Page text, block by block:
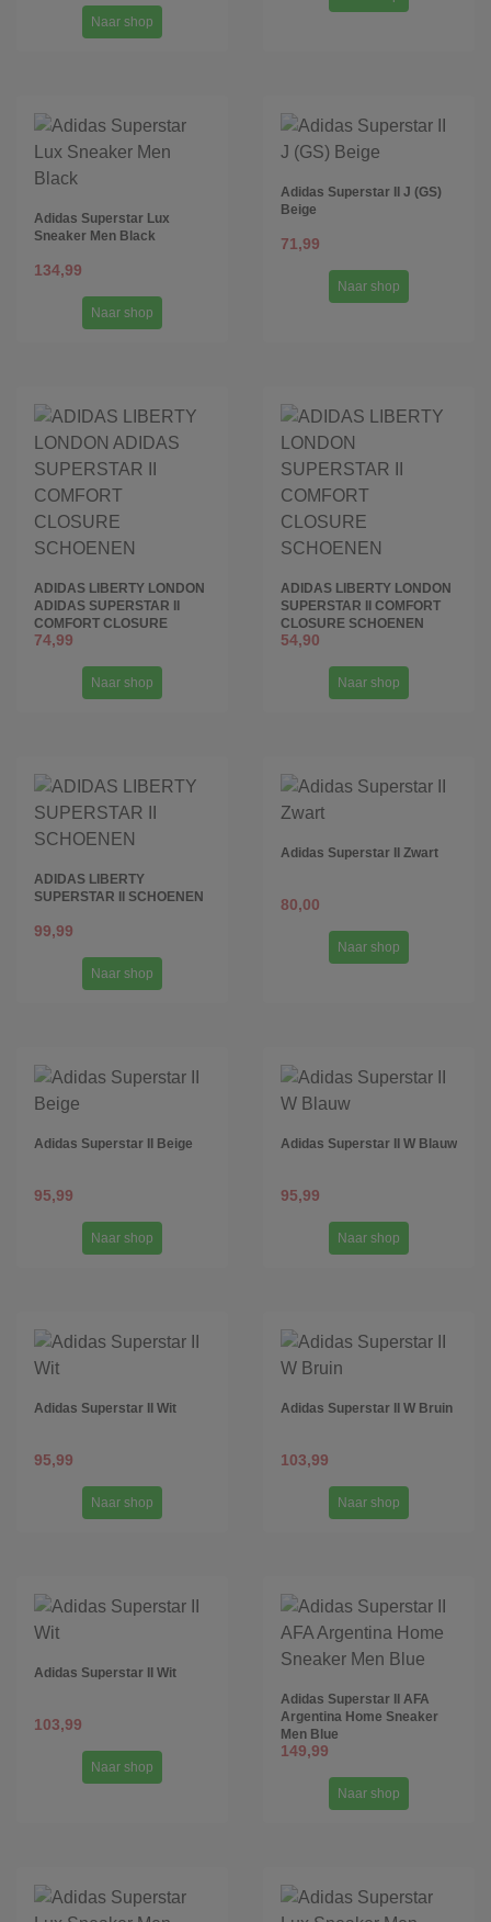
Naar shop
Adidas Superstar Lux
Sneaker Men Black
134,99
Naar shop
Adidas Superstar II J (GS)
Beige
71,99
Naar shop
ADIDAS LIBERTY LONDON
ADIDAS SUPERSTAR II
COMFORT CLOSURE
SCHOENEN
74,99
Naar shop
ADIDAS LIBERTY LONDON
SUPERSTAR II COMFORT
CLOSURE SCHOENEN
54,90
Naar shop
ADIDAS LIBERTY
SUPERSTAR II SCHOENEN
99,99
Naar shop
Adidas Superstar II Zwart
80,00
Naar shop
Adidas Superstar II Beige
95,99
Naar shop
Adidas Superstar II W Blauw
95,99
Naar shop
Adidas Superstar II Wit
95,99
Naar shop
Adidas Superstar II W Bruin
103,99
Naar shop
Adidas Superstar II Wit
103,99
Naar shop
Adidas Superstar II AFA
Argentina Home Sneaker
Men Blue
149,99
Naar shop